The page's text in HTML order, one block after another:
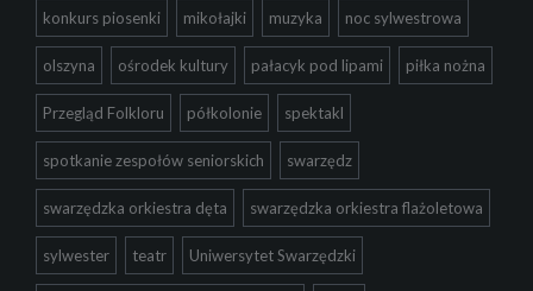
konkurs piosenki mikołajki muzyka noc sylwestrowa
olszyna ośrodek kultury pałacyk pod lipami piłka nożna
Przegląd Folkloru półkolonie spektakl
spotkanie zespołów seniorskich swarzędz
swarzędzka orkiestra dęta swarzędzka orkiestra flażoletowa
sylwester teatr Uniwersytet Swarzędzki